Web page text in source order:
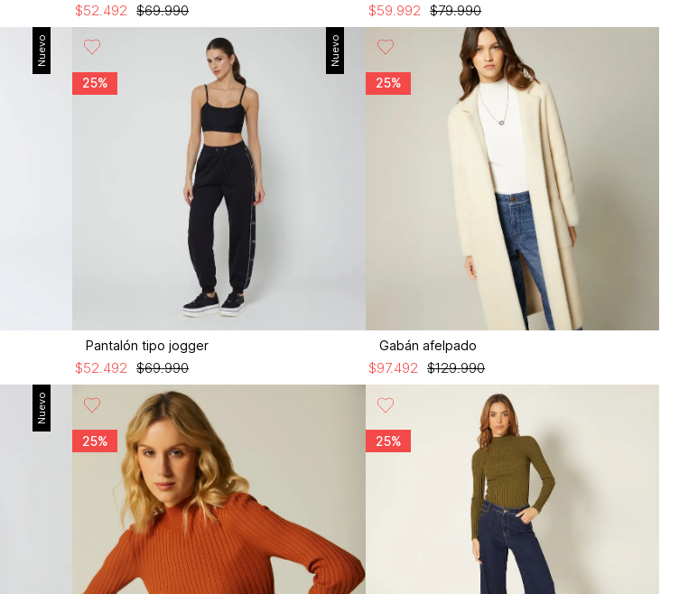
$69.990
$52 492 $79.990
$59 992
Nuevo Nuevo
25%
Pantalón tipo jogger
$69.990
$52.492
25%
Gabán afelpado
$129.990
$97.492
Nuevo
25% 25%